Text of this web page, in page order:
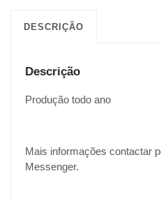
DESCRIÇÃO
Descrição
Produção todo ano
Mais informações contactar
Messenger.